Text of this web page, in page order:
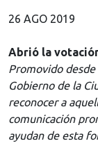
26 AGO 2019
Abrió la
Promovido
Gobierno de la
reconocer a
comunicación
ayudan de esta